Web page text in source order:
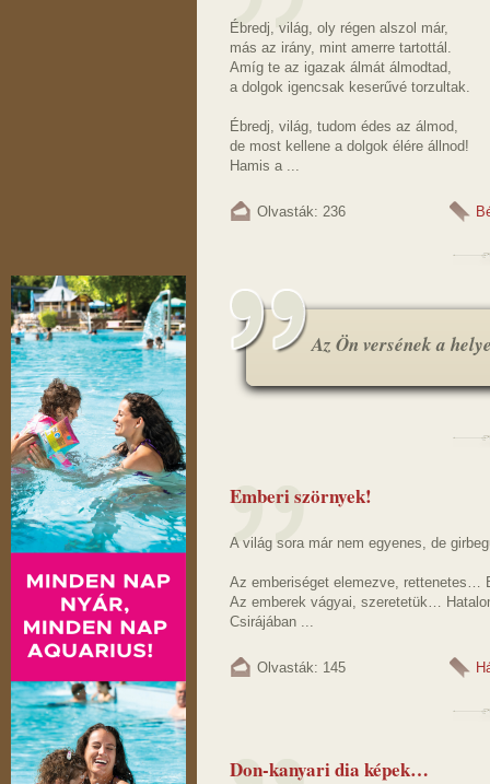
Ébredj, világ, oly régen alszol már,
más az irány, mint amerre tartottál.
Amíg te az igazak álmát álmodtad,
a dolgok igencsak keserűvé torzultak.
Ébredj, világ, tudom édes az álmod,
de most kellene a dolgok élére állnod!
Hamis a ...
Olvasták: 236
Az Ön versének a
Emberi szörnyek!
A világ sora már nem egyenes, de
Az emberiséget elemezve, rettenetes…
Az emberek vágyai, szeretetük…
Csirájában ...
Olvasták: 145
Don-kanyari dia képek…